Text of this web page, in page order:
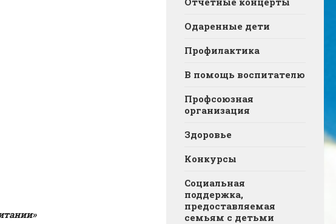
Одаренные дети
Профилактика
В помощь воспитателю
Профсоюзная
организация
Здоровье
Конкурсы
Социальная
поддержка,
предоставляемая
семьям с детьми